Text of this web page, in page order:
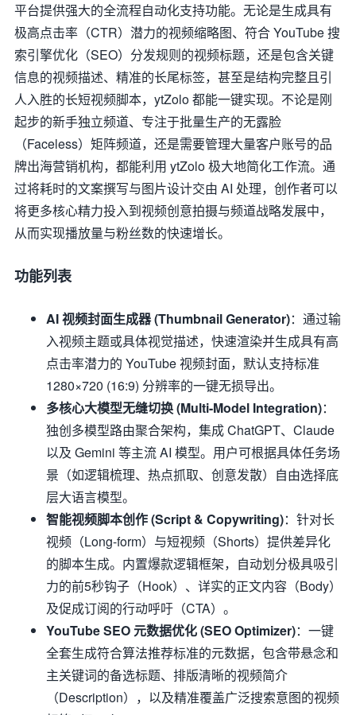
平台提供强大的全流程自动化支持功能。无论是生成具有
极高点击率（CTR）潜力的视频缩略图、符合 YouTube 搜
索引擎优化（SEO）分发规则的视频标题，还是包含关键
信息的视频描述、精准的长尾标签，甚至是结构完整且引
人入胜的长短视频脚本，ytZolo 都能一键实现。不论是刚
起步的新手独立频道、专注于批量生产的无露脸
（Faceless）矩阵频道，还是需要管理大量客户账号的品
牌出海营销机构，都能利用 ytZolo 极大地简化工作流。通
过将耗时的文案撰写与图片设计交由 AI 处理，创作者可以
将更多核心精力投入到视频创意拍摄与频道战略发展中，
从而实现播放量与粉丝数的快速增长。
功能列表
AI 视频封面生成器 (Thumbnail Generator)：通过输
入视频主题或具体视觉描述，快速渲染并生成具有高
点击率潜力的 YouTube 视频封面，默认支持标准
1280×720 (16:9) 分辨率的一键无损导出。
多核心大模型无缝切换 (Multi-Model Integration)：
独创多模型路由聚合架构，集成 ChatGPT、Claude
以及 Gemini 等主流 AI 模型。用户可根据具体任务场
景（如逻辑梳理、热点抓取、创意发散）自由选择底
层大语言模型。
智能视频脚本创作 (Script & Copywriting)：针对长
视频（Long-form）与短视频（Shorts）提供差异化
的脚本生成。内置爆款逻辑框架，自动划分极具吸引
力的前5秒钩子（Hook）、详实的正文内容（Body）
及促成订阅的行动呼吁（CTA）。
YouTube SEO 元数据优化 (SEO Optimizer)：一键
全套生成符合算法推荐标准的元数据，包含带悬念和
主关键词的备选标题、排版清晰的视频简介
（Description），以及精准覆盖广泛搜索意图的视频